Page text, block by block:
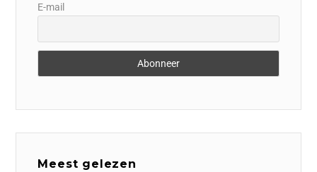
E-mail
Meest gelezen